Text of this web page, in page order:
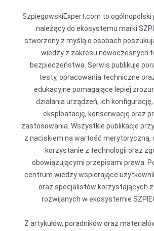
SzpiegowskiExpert.com to ogólnopolski
należący do ekosystemu marki
stworzony z myślą o osobach
wiedzy z zakresu nowoczesnych
bezpieczeństwa. Serwis publikuje
testy, opracowania techniczne
edukacyjne pomagające lepiej
działania urządzeń, ich konfigurację,
eksploatację, konserwację oraz
zastosowania. Wszystkie publikacje
z naciskiem na wartość merytoryczną,
korzystanie z technologii oraz
obowiązującymi przepisami prawa.
centrum wiedzy wspierające
oraz specjalistów korzystających
rozwijanych w ekosystemie
Z artykułów, poradników oraz